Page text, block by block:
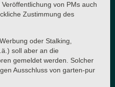
von PMs auch
Zustimmung des
oder Stalking,
soll aber an die
gemeldet werden. Solcher
Ausschluss von garten-pur